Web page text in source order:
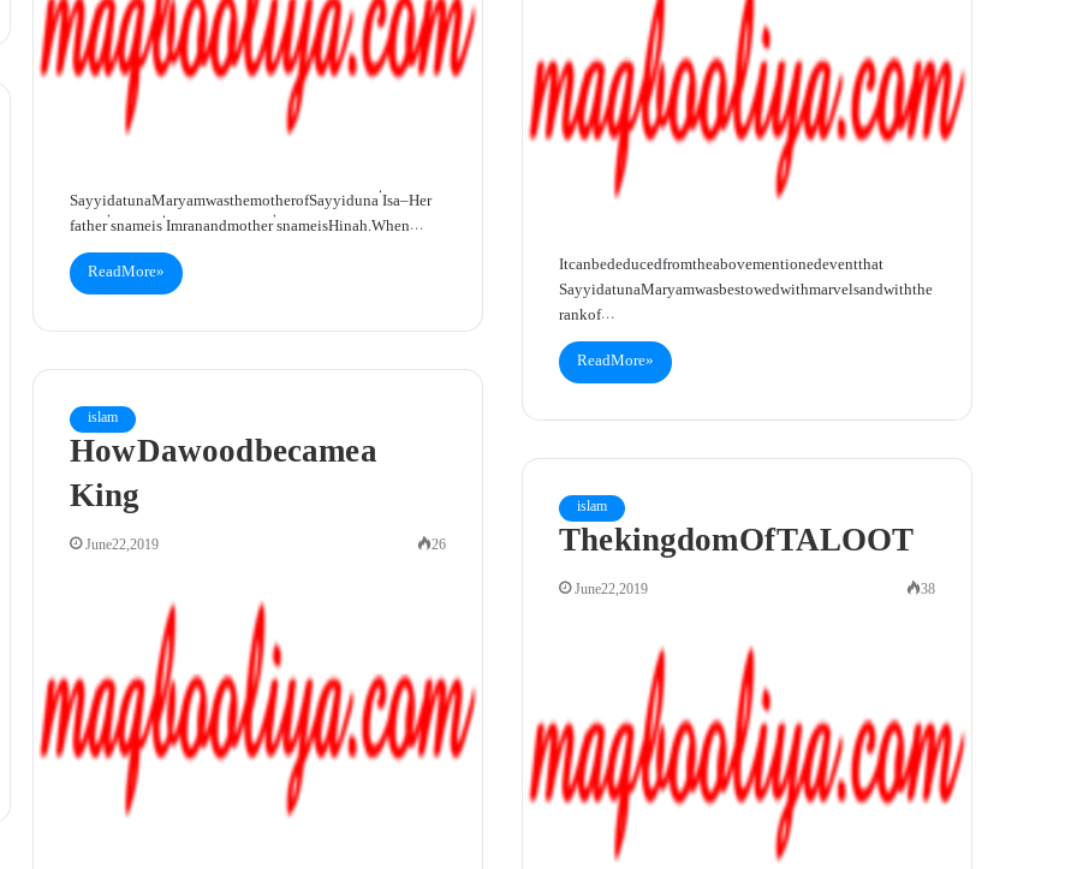
It can be deduced from the abovementioned event that
Sayyidatuna Maryam was bestowed with marvels and with the
rank of…
Read More »
Sayyidatuna Maryam was the mother of Sayyiduna ‘Isa – Her
father’s name is ‘Imran and mother’s name is Hinah. When…
Read More »
islam
How Dawood became a
King
June 22, 2019 26
islam
The kingdom Of TALOOT
June 22, 2019 38